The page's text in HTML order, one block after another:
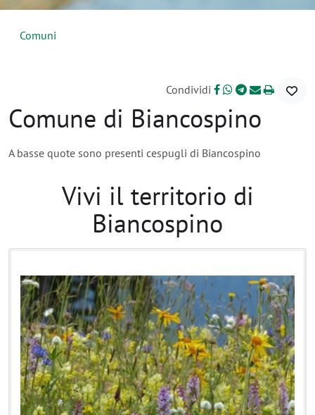
Comuni
Condividi
Comune di Biancospino
A basse quote sono presenti cespugli di Biancospino
Vivi il territorio di
Biancospino